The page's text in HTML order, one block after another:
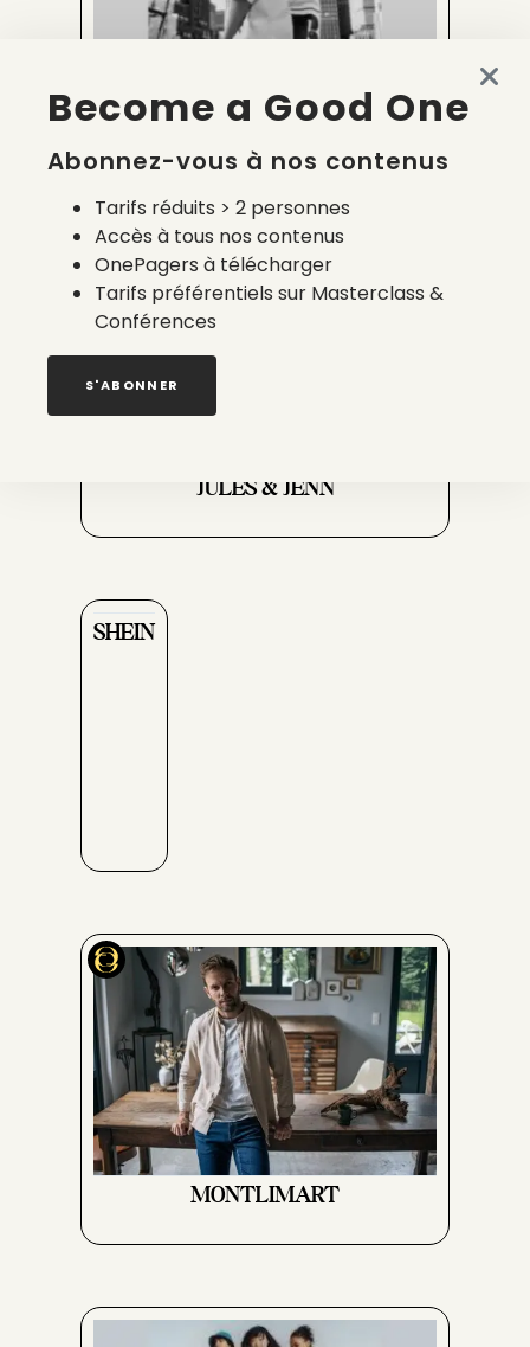
INDITEX
JULES & JENN
SHEIN
MONTLIMART
Become a Good One
Abonnez-vous à nos contenus
Tarifs réduits > 2 personnes
Accès à tous nos contenus
OnePagers à télécharger
Tarifs préférentiels sur Masterclass &
Conférences
S'ABONNER